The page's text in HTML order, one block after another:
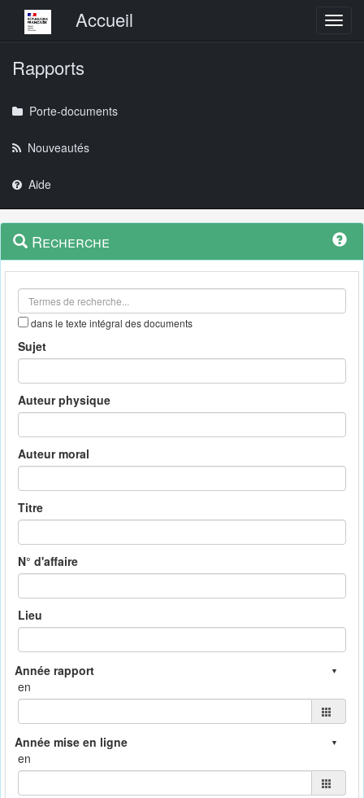
Menu principalAccueil
Rapports
Porte-documents
Nouveautés
Aide
Navigation
outils
Menu
contextuel
Recherche
dans le texte intégral des documents
Sujet
Auteur physique
Auteur moral
Titre
N° d'affaire
Lieu
en
en